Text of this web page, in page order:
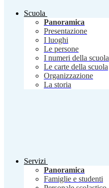
Scuola
Panoramica
Presentazione
I luoghi
Le persone
I numeri della scuola
Le carte della scuola
Organizzazione
La storia
Servizi
Panoramica
Famiglie e studenti